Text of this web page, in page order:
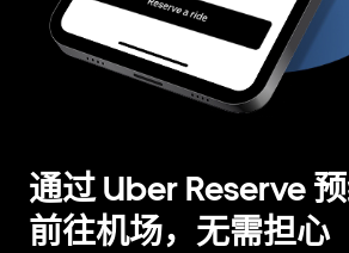
通过 Uber Reserve
前往机场，无需担心